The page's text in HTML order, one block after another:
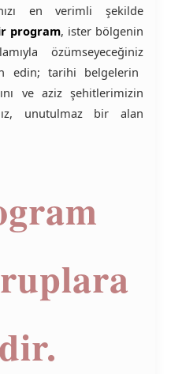
en verimli şekilde
program, ister bölgenin
özümseyeceğiniz
edin; tarihi belgelerin
ve aziz şehitlerimizin
unutulmaz bir alan